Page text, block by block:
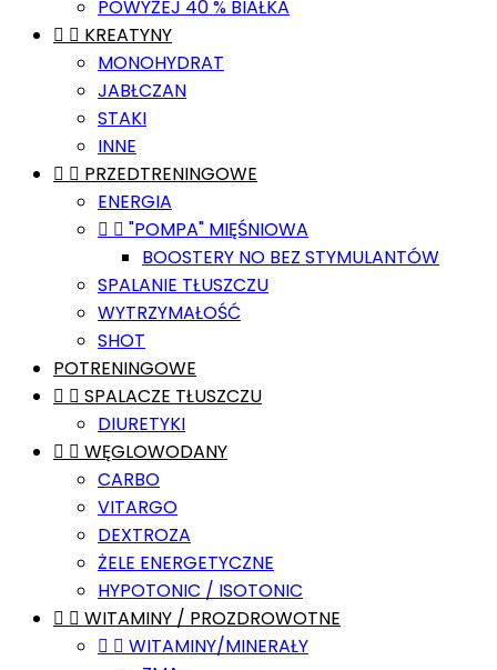
POWYŻEJ 40 % BIAŁKA
  KREATYNY
MONOHYDRAT
JABŁCZAN
STAKI
INNE
  PRZEDTRENINGOWE
ENERGIA
  "POMPA" MIĘŚNIOWA
BOOSTERY NO BEZ STYMULANTÓW
SPALANIE TŁUSZCZU
WYTRZYMAŁOŚĆ
SHOT
POTRENINGOWE
  SPALACZE TŁUSZCZU
DIURETYKI
  WĘGLOWODANY
CARBO
VITARGO
DEXTROZA
ŻELE ENERGETYCZNE
HYPOTONIC / ISOTONIC
  WITAMINY / PROZDROWOTNE
  WITAMINY/MINERAŁY